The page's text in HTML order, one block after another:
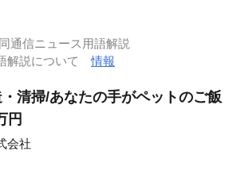
通信ニュース用語解説
解説について情報
清掃/あなたの手がペットのご飯
円
会社